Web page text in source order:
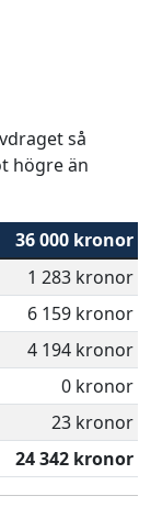
så
högre än
36 000 kronor
1 283 kronor
6 159 kronor
4 194 kronor
0 kronor
23 kronor
24 342 kronor